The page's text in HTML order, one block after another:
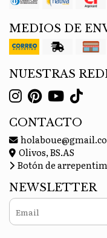
MEDIOS DE
NUESTRAS
CONTACTO
Olivos, BS.AS
Botón de
NEWSLETTER